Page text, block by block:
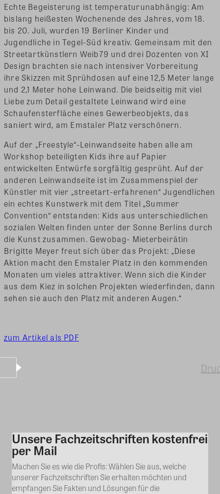
Echte Begeisterung ist temperaturunabhängig: Am
bislang heißesten Wochenende des Jahres, vom 18.
bis 20. Juli, wurden 19 Berliner Kinder und
Jugendliche in Tegel-Süd kreativ. Gemeinsam mit den
Streetartkünstlern Weib79 und drei Dozenten von XI
Design brachten sie nach intensiver Vorbereitung
ihre Skizzen mit Sprühdosen auf eine 12,5 Meter lange
und 2,1 Meter hohe Leinwand. Die beidseitig mit viel
Liebe zum Detail gestaltete Leinwand wird eine
Schaufensterfläche eines Gewerbeobjekts, das
saniert wird, am Emstaler Platz verschönern.
Auf der „Freestyle“-Leinwandseite haben alle am
Workshop beteiligten Kids ihre auf Papier
entwickelten Entwürfe sorgfältig gesprüht. Auf der
anderen Leinwandseite ist im Zusammenspiel der
Künstler mit vier „streetart-erfahrenen“ Jugendlichen
ein echtes Kunstwerk mit dem Titel „Summer
Convention“ entstanden: Kids aus unterschiedlichen
sozialen Welten finden unter der Sonne Berlins durch
die Kunst zusammen. Gewobag- Mieterbeirätin
Brigitte Meyer freut sich über das Projekt: „Diese
Aktion macht den Emstaler Platz in den kommenden
Monaten um vieles attraktiver. Wenn sich die Kinder
aus dem Kiez in solchen Projekten wiederfinden, dann
sehen sie auch den Platz mit anderen Augen.“
zum Artikel als PDF
Kommentar
Unsere Fachzeitschriften kostenfrei
per Mail
Machen Sie es wie die Profis: Wählen Sie aus, welche
unserer Fachzeitschriften Sie erhalten möchten und
empfangen Sie Fakten und Lösungen für die